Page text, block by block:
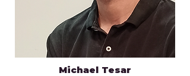
Michael Tesar